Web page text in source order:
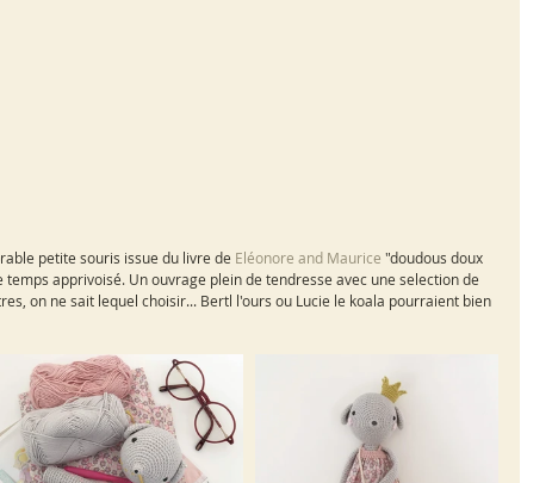
petite souris issue du livre de Eléonore and Maurice "doudous doux
apprivoisé. Un ouvrage plein de tendresse avec une selection de
on ne sait lequel choisir... Bertl l'ours ou Lucie le koala pourraient bien